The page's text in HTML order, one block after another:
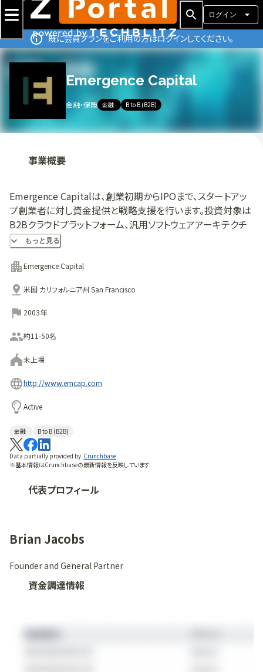
ログイン
既に会員プランをご利用の方はログインしてください。
Emergence Capital
金融・保険 金融 B to B (B2B)
事業概要
Emergence Capitalは、創業初期からIPOまで、スタートアッ
プ創業者に対し資金提供と戦略支援を行います。投資対象は
B2Bクラウドプラットフォーム、汎用ソフトウェアアーキテクチ
ャ、業界特化型アプリケーションおよび人工知能システムで
す。パートナー体制では中心的な戦略貢献や機関レベルのデ
ューデリジェンス支援に加え、ポートフォリオ全体にわたる運
営助言を提供します。
もっと見る
Emergence Capital
米国 カリフォルニア州 San Francisco
2003年
約11-50名
未上場
http://www.emcap.com
Active
金融 B to B (B2B)
Data partially provided by Crunchbase
※基本情報はCrunchbaseの最新情報を反映しています
代表プロフィール
Brian Jacobs
Founder and General Partner
資金調達情報